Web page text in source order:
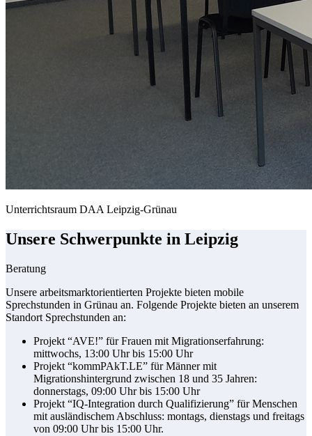
Unterrichtsraum DAA Leipzig-Grünau
Unsere Schwerpunkte in Leipzig
Beratung
Unsere arbeitsmarktorientierten Projekte bieten mobile
Sprechstunden in Grünau an. Folgende Projekte bieten an unserem
Standort Sprechstunden an:
Projekt “AVE!” für Frauen mit Migrationserfahrung:
mittwochs, 13:00 Uhr bis 15:00 Uhr
Projekt “kommPAkT.LE” für Männer mit
Migrationshintergrund zwischen 18 und 35 Jahren:
donnerstags, 09:00 Uhr bis 15:00 Uhr
Projekt “IQ-Integration durch Qualifizierung” für Menschen
mit ausländischem Abschluss: montags, dienstags und freitags
von 09:00 Uhr bis 15:00 Uhr.